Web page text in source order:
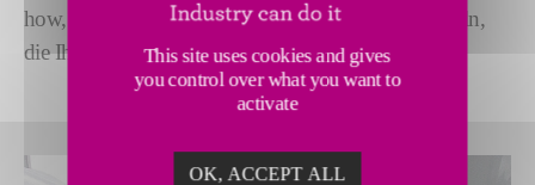
how, um eine spitzenlose Schleiflösung zu entwickeln,
die Ihren Anforderungen entspricht.
This site uses cookies and gives
you control over what you want to
activate
OK, ACCEPT ALL